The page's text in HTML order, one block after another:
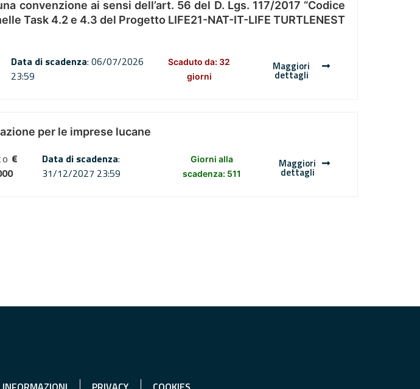
convenzione ai sensi dell’art. 56 del D. Lgs. 117/2017 “Codice
Task 4.2 e 4.3 del Progetto LIFE21-NAT-IT-LIFE TURTLENEST
Data di scadenza: 06/07/2026
23:59
Scaduto da: 32
giorni
Maggiori
dettagli
per le imprese lucane
€
Data di scadenza:
31/12/2027 23:59
Giorni alla
scadenza: 511
Maggiori
dettagli